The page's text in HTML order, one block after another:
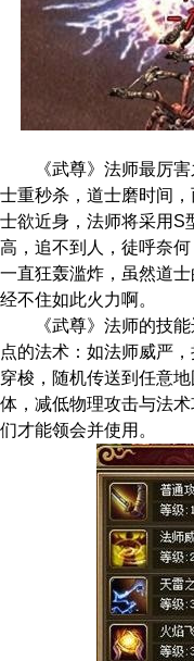
《武尊》法师最厉害
士重秒杀，道士磨时间
士欲近身，法师将采用S
高，追不到人，徒呼奈
一直狂轰滥炸，虽然道
经不住如此火力啊。
《武尊》法师的技能
点的法术：如法师威严
穿梭，随机传送到任意
体，减低物理攻击与法
们才能领会并使用。